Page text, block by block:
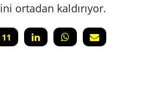
ortadan kaldırıyor.
11